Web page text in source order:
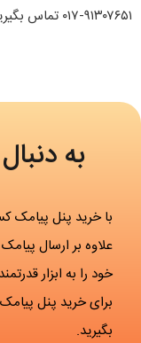
۹۱۳۰۷۶۵۱-۰۱۷ تماس بگیرید تا از مشاوره رایگان تلفنی ما بهره مند شوید.
به
با خرید پنل پیامک
علاوه بر ارسال
خود را به ابزار
بگیرید.